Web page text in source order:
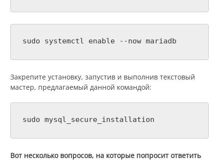
sudo systemctl enable --now mariadb
Закрепите установку, запустив и выполнив текстовый
мастер, предлагаемый данной командой:
sudo mysql_secure_installation
Вот несколько вопросов, на которые попросит ответить